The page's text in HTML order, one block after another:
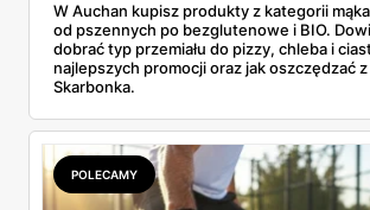
W Auchan kupisz produkty z kategorii
od pszennych po bezglutenowe i BIO.
dobrać typ przemiału do pizzy, chleba i
najlepszych promocji oraz jak oszczędzać
Skarbonka.
POLECAMY